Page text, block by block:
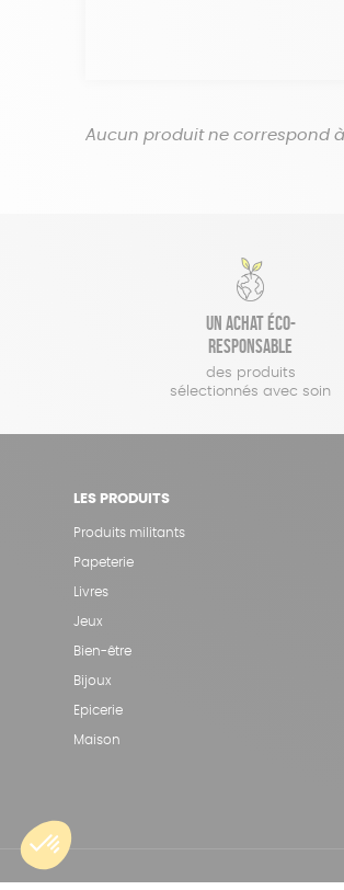
Aucun produit ne correspond
Un achat éco-
responsable
des produits
sélectionnés avec soin
LES PRODUITS
Produits militants
Papeterie
Livres
Jeux
Bien-être
Bijoux
Epicerie
Maison